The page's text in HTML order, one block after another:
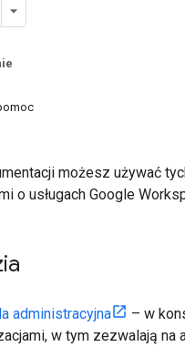
możesz używać
o usługach Google
administracyjna
– w
w tym zezwalają